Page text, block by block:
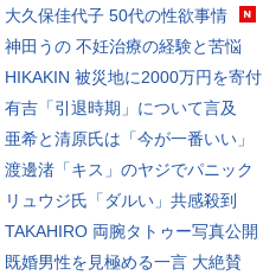
大久保佳代子 50代の性欲事情
神田うの 不妊治療の経験と苦悩
HIKAKIN 被災地に2000万円を寄付
有吉「引退時期」について言及
亜希と清原氏は「今が一番いい」
渡邊渚「キス」のヤジでパニック
リュウジ氏「ダルい」共感殺到
TAKAHIRO 両腕タトゥー写真公開
既婚男性を見極める一言 大絶賛